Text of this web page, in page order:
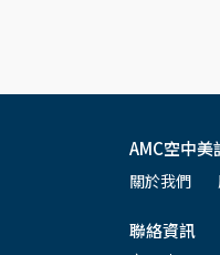
AMC空中美
關於我們
聯絡資訊